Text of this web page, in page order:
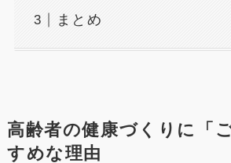
まとめ
高齢者の健康づくりに「
すめな理由